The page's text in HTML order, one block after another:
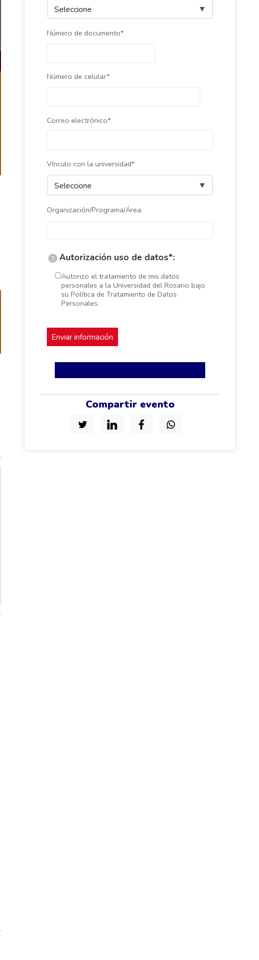
Número de documento*
Número de celular*
Correo electrónico*
Vínculo con la universidad*
Organización/Programa/Área:
? Autorización uso de datos*:
Autorizo el tratamiento de mis datos
personales a la Universidad del Rosario bajo
su Política de Tratamiento de Datos
Personales.
Compartir evento